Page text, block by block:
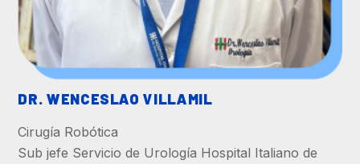
DR. WENCESLAO VILLAMIL
Cirugía Robótica
Sub jefe Servicio de Urología Hospital Italiano de